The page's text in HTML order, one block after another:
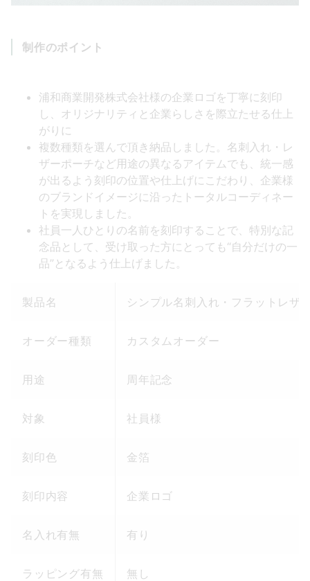
制作のポイント
浦和商業開発株式会社様の企業ロゴを丁寧に刻印
し、オリジナリティと企業らしさを際立たせる仕上
がりに
複数種類を選んで頂き納品しました。名刺入れ・レ
ザーポーチなど用途の異なるアイテムでも、統一感
が出るよう刻印の位置や仕上げにこだわり、企業様
のブランドイメージに沿ったトータルコーディネー
トを実現しました。
社員一人ひとりの名前を刻印することで、特別な記
念品として、受け取った方にとっても“自分だけの一
品”となるよう仕上げました。
製品名 シンプル名刺入れ・フラットレザ
オーダー種類 カスタムオーダー
用途 周年記念
対象 社員様
刻印色 金箔
刻印内容 企業ロゴ
名入れ有無 有り
ラッピング有無 無し